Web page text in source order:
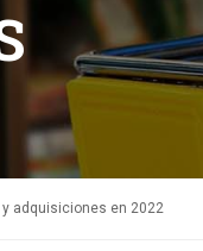
adquisiciones en 2022